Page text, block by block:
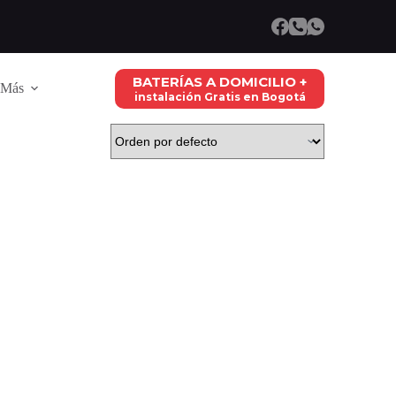
Más BATERÍAS A DOMICILIO +
instalación Gratis en Bogotá